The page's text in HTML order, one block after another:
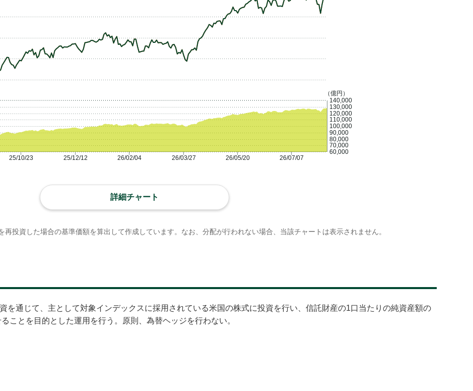
（億円）
60,000
80,000
100,000
120,000
140,000
70,000
90,000
110,000
130,000
25/10/23 25/12/12 26/02/04 26/03/27 26/05/20 26/07/07
詳細チャート
投資した場合の基準価額を算出して作成しています。なお、分配が行われない場合、当該チャートは表示されません。
を通じて、主として対象インデックスに採用されている米国の株式に投資を行い、信託財産の1口当たりの純資産額の
ことを目的とした運用を行う。原則、為替ヘッジを行わない。